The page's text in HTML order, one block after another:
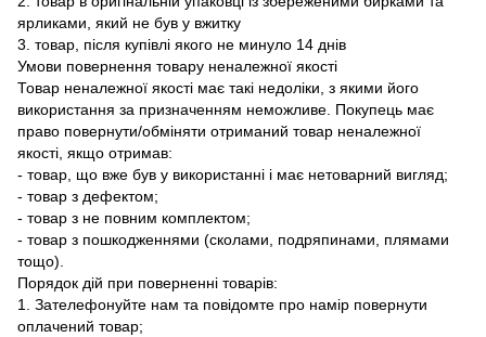
ярликами, який не був у вжитку
3. товар, після купівлі якого не минуло 14 днів
Умови повернення товару неналежної якості
Товар неналежної якості має такі недоліки, з якими його
використання за призначенням неможливе. Покупець має
право повернути/обміняти отриманий товар неналежної
якості, якщо отримав:
- товар, що вже був у використанні і має нетоварний вигляд;
- товар з дефектом;
- товар з не повним комплектом;
- товар з пошкодженнями (сколами, подряпинами, плямами
тощо).
Порядок дій при поверненні товарів:
1. Зателефонуйте нам та повідомте про намір повернути
оплачений товар;